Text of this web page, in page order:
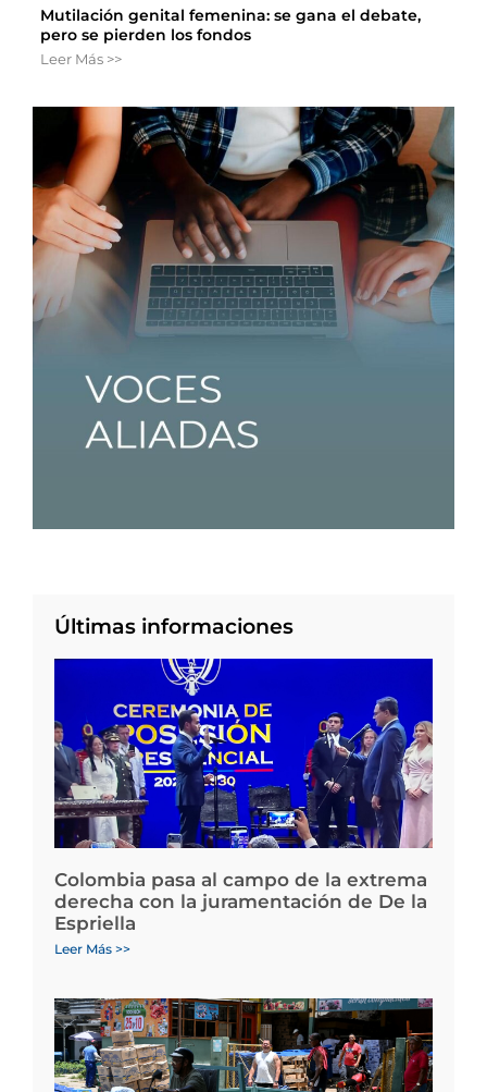
Mutilación genital femenina: se gana el debate,
pero se pierden los fondos
Leer Más >>
Últimas informaciones
Colombia pasa al campo de la extrema
derecha con la juramentación de De la
Espriella
Leer Más >>